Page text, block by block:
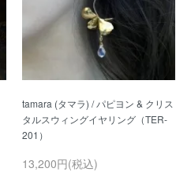
tamara (タマラ) / パピヨン & クリス
タルスウィングイヤリング（TER-
13,200円(税込)